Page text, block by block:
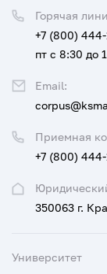
350063 г.
Приемная
+7 (800)
Горячая
+7 (800)
пт с 8:30 до
Email:
Университет